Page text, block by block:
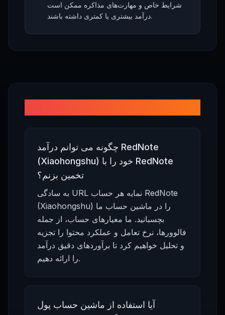
شرایط خاص و مهارت‌های مذاکره ممکن است
درآمد بیشتری یا کمتری داشته باشند.
چگونه می توانم درآمد RedNote
(Xiaohongshu) خود را با RedNote
تخمین بزنم؟
به سادگی URL نمایه هر حساب RedNote
(Xiaohongshu) را در ماشین حساب ما
بچسبانید. ما معیارهای حساب، از جمله
فالوورها، نرخ تعامل و عملکرد محتوا را تجزیه
و تحلیل خواهیم کرد تا برآوردهای دقیق درآمد
را ارائه دهیم.
آیا استفاده از ماشین حساب پول